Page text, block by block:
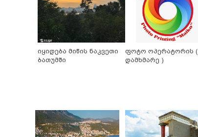
იყიდება მიწის ნაკვეთი
ბათუმში
ფოტო ოპერატორის (
დამხმარე )